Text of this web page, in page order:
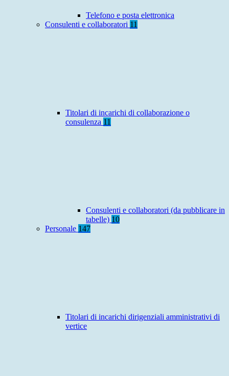
Telefono e posta elettronica
Consulenti e collaboratori 11
Titolari di incarichi di collaborazione o
consulenza 11
Consulenti e collaboratori (da pubblicare in
tabelle) 10
Personale 147
Titolari di incarichi dirigenziali amministrativi di
vertice